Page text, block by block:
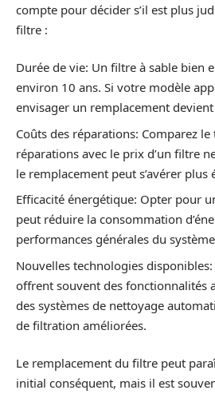
compte pour décider s’il est plus
filtre :
Durée de vie: Un filtre à sable bien
environ 10 ans. Si votre modèle
envisager un remplacement
Coûts des réparations: Comparez
réparations avec le prix d’un filtre
le remplacement peut s’avérer plus
Efficacité énergétique: Opter pour
peut réduire la consommation
performances générales du
Nouvelles technologies
offrent souvent des fonctionnalités
des systèmes de nettoyage
de filtration améliorées.
Le remplacement du filtre peut
initial conséquent, mais il est